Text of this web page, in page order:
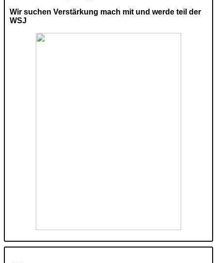
Wir suchen Verstärkung mach mit und werde teil der
WSJ